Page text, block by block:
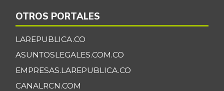
OTROS PORTALES
LAREPUBLICA.CO
ASUNTOSLEGALES.COM.CO
EMPRESAS.LAREPUBLICA.CO
CANALRCN.COM